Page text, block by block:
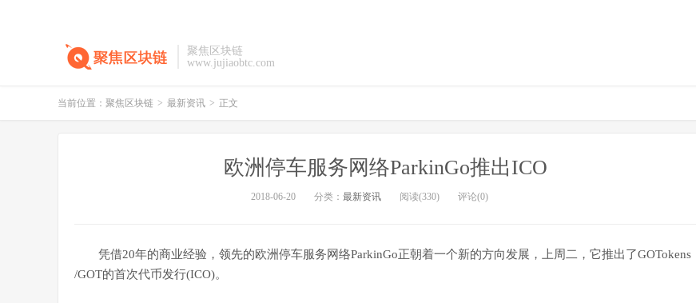
聚焦区块链
www.jujiaobtc.com
当前位置： 聚焦区块链 > 最新资讯 > 正文
欧洲停车服务网络ParkinGo推出ICO
2018-06-20 分类： 最新资讯 阅读(330) 评论(0)
凭借20年的商业经验，领先的欧洲停车服务网络ParkinGo正朝着一个新的方向发展，上周二，它推出了GOTokens
/GOT的首次代币发行(ICO)。